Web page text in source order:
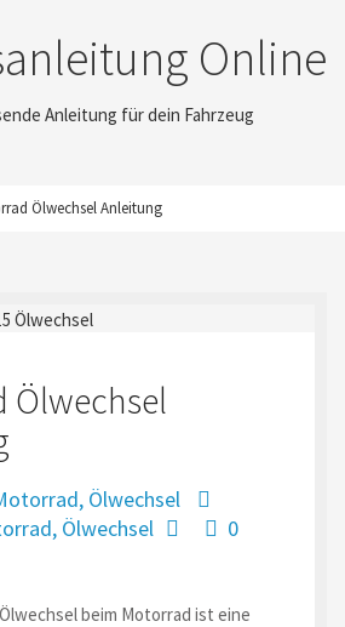
Online
Anleitung für dein Fahrzeug
Ölwechsel Anleitung
Ölwechsel
, Ölwechsel
, Ölwechsel
0
beim Motorrad ist eine